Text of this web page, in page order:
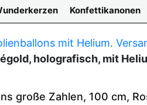
Konfettikanonen
mit Helium.
holografisch, mit
große Zahlen, 100 cm,